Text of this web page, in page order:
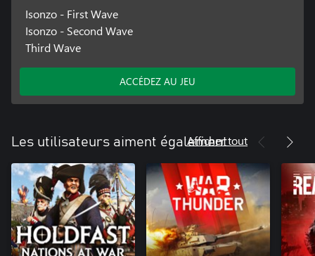
Isonzo - First Wave
Isonzo - Second Wave
Third Wave
ACCÉDEZ AU JEU
Les utilisateurs aiment également
Afficher tout